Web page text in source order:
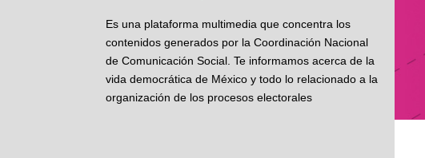
Es una plataforma multimedia que concentra los
contenidos generados por la Coordinación Nacional
de Comunicación Social. Te informamos acerca de la
vida democrática de México y todo lo relacionado a la
organización de los procesos electorales